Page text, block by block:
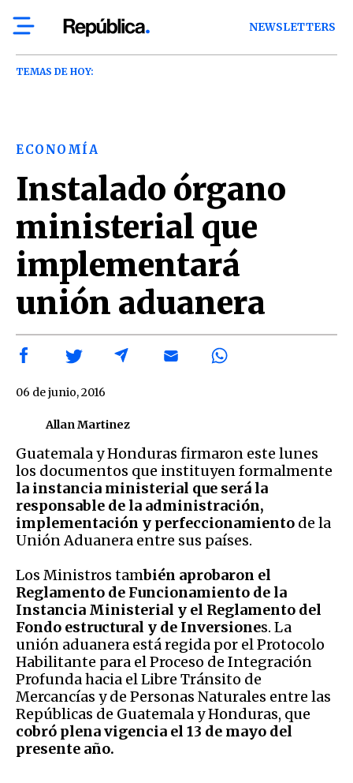
NEWSLETTERS
TEMAS DE HOY:
ECONOMÍA
Instalado órgano
ministerial que
implementará
unión aduanera
Allan Martinez
06 de junio, 2016
Guatemala y Honduras firmaron este lunes
los documentos que instituyen formalmente
la instancia ministerial que será la
responsable de la administración,
implementación y perfeccionamiento de la
Unión Aduanera entre sus países.
Los Ministros también aprobaron el
Reglamento de Funcionamiento de la
Instancia Ministerial y el Reglamento del
Fondo estructural y de Inversiones. La
unión aduanera está regida por el Protocolo
Habilitante para el Proceso de Integración
Profunda hacia el Libre Tránsito de
Mercancías y de Personas Naturales entre las
Repúblicas de Guatemala y Honduras, que
cobró plena vigencia el 13 de mayo del
presente año.